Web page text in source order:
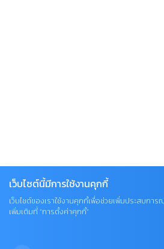
เว็บไซต์นี้มีการใช้งานคุกกี้
เว็บไซต์ของเราใช้งานคุกกี้เพื่อช่วยเพิ่มประสบก
เพิ่มเติมที่ “การตั้งค่าคุกกี้”